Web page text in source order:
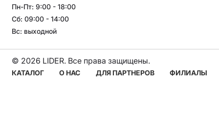
Пн-Пт: 9:00 - 18:00
Сб: 09:00 - 14:00
Вс: выходной
© 2026 LIDER. Все права защищены.
Navigare
КАТАЛОГ О НАС ДЛЯ ПАРТНЕРОВ ФИЛИАЛЫ